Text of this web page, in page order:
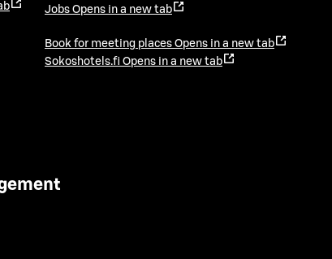
Jobs Opens in a new tab
Book for meeting places Opens in a new tab
Sokoshotels.fi Opens in a new tab